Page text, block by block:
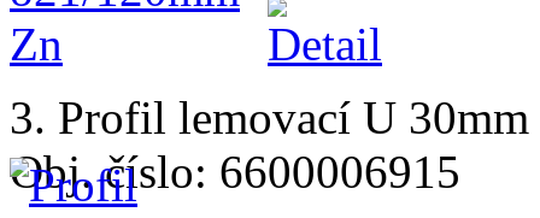
3. Profil lemovací U 30mm
Obj. číslo: 6600006915